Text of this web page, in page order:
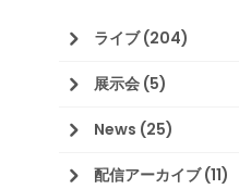
ライブ(204)
展示会 (5)
News (25)
配信アーカイブ(11)